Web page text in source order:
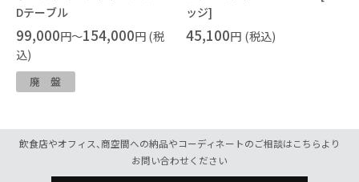
Dテーブル
99,000円～154,000円 (税
込)
廃盤
ッジ]
45,100円 (税込)
飲食店やオフィス、商空間への納品やコーディネートのご相談はこちらより
お問い合わせください